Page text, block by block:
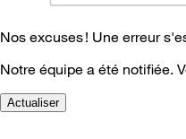
Nos excuses ! Une erreur
Notre équipe a été notifiée.
Actualiser